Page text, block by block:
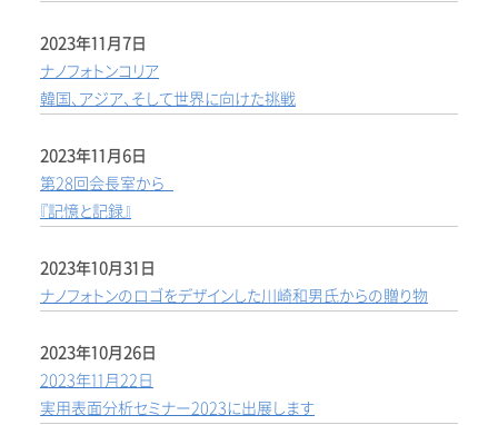
2023年11月7日
ナノフォトンコリア
韓国、アジア、そして世界に向けた挑戦
2023年11月6日
第28回会長室から
『記憶と記録』
2023年10月31日
ナノフォトンのロゴをデザインした川崎和男氏からの贈り物
2023年10月26日
2023年11月22日
実用表面分析セミナー2023に出展します